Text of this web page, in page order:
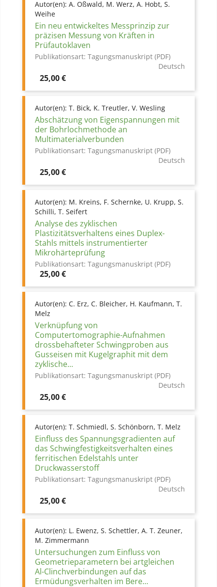
Autor(en): A. Oßwald, M. Werz, A. Hobt, S.
Weihe
Ein neu entwickeltes Messprinzip zur
präzisen Messung von Kräften in
Prüfautoklaven
Publikationsart: Tagungsmanuskript (PDF)
Deutsch
Preis
25,00 €
Autor(en): T. Bick, K. Treutler, V. Wesling
Abschätzung von Eigenspannungen mit
der Bohrlochmethode an
Multimaterialverbunden
Publikationsart: Tagungsmanuskript (PDF)
Deutsch
Preis
25,00 €
Autor(en): M. Kreins, F. Schernke, U. Krupp, S.
Schilli, T. Seifert
Analyse des zyklischen
Plastizitätsverhaltens eines Duplex-
Stahls mittels instrumentierter
Mikrohärteprüfung
Publikationsart: Tagungsmanuskript (PDF)
Preis
25,00 €
Autor(en): C. Erz, C. Bleicher, H. Kaufmann, T.
Melz
Verknüpfung von
Computertomographie-Aufnahmen
drossbehafteter Schwingproben aus
Gusseisen mit Kugelgraphit mit dem
zyklische...
Publikationsart: Tagungsmanuskript (PDF)
Deutsch
Preis
25,00 €
Autor(en): T. Schmiedl, S. Schönborn, T. Melz
Einfluss des Spannungsgradienten auf
das Schwingfestigkeitsverhalten eines
ferritischen Edelstahls unter
Druckwasserstoff
Publikationsart: Tagungsmanuskript (PDF)
Deutsch
Preis
25,00 €
Autor(en): L. Ewenz, S. Schettler, A. T. Zeuner,
M. Zimmermann
Untersuchungen zum Einfluss von
Geometrieparametern bei artgleichen
Al-Clinchverbindungen auf das
Ermüdungsverhalten im Bere...